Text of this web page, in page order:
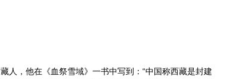
人，他在《血祭雪域》一书中写到：“中国称西藏是封建